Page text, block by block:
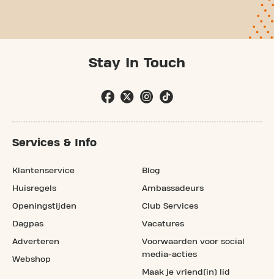
Stay In Touch
Services & Info
Klantenservice
Huisregels
Openingstijden
Dagpas
Adverteren
Webshop
Blog
Ambassadeurs
Club Services
Vacatures
Voorwaarden voor social
media-acties
Maak je vriend(in) lid